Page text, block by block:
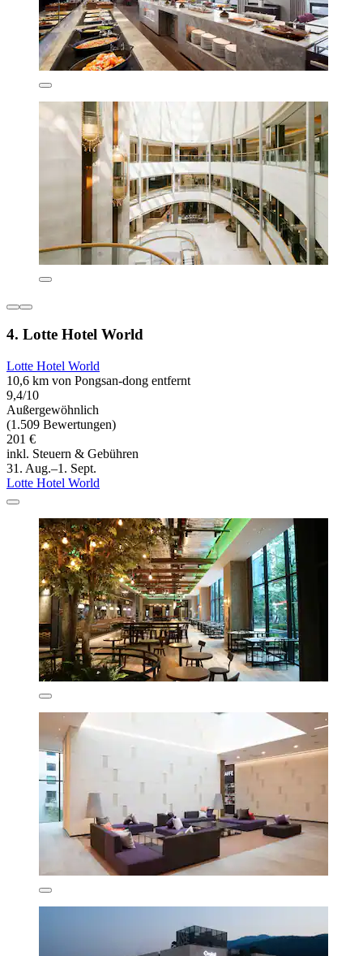
4. Lotte Hotel World
Lotte Hotel World
10,6 km von Pongsan-dong entfernt
9,4/10
Außergewöhnlich
(1.509 Bewertungen)
201 €
inkl. Steuern & Gebühren
31. Aug.–1. Sept.
Lotte Hotel World